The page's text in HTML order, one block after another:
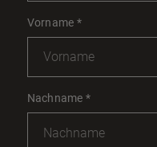
Vorname *
Nachname *